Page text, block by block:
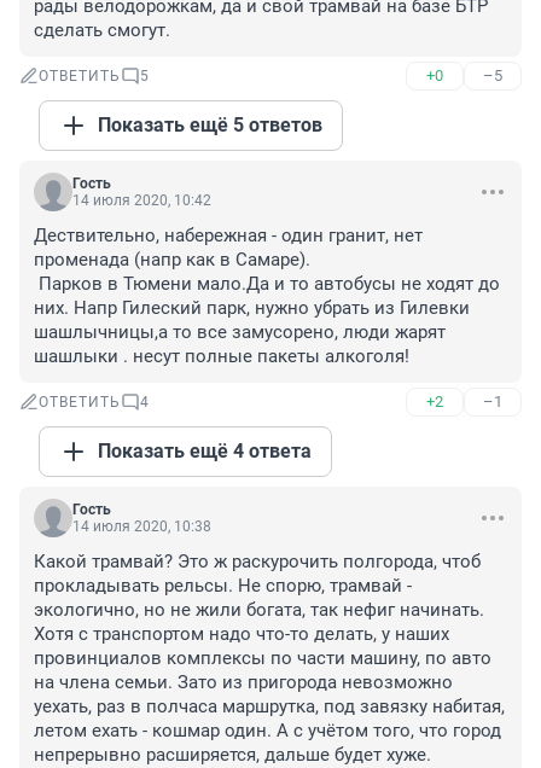
рады велодорожкам, да и свой трамвай на базе БТР
сделать смогут.
ОТВЕТИТЬ 5 +0 –5
Показать ещё 5 ответов
Гость
14 июля 2020, 10:42
Дествительно, набережная - один гранит, нет
променада (напр как в Самаре).
Парков в Тюмени мало.Да и то автобусы не ходят до
них. Напр Гилеский парк, нужно убрать из Гилевки
шашлычницы,а то все замусорено, люди жарят
шашлыки . несут полные пакеты алкоголя!
ОТВЕТИТЬ 4 +2 –1
Показать ещё 4 ответа
Гость
14 июля 2020, 10:38
Какой трамвай? Это ж раскурочить полгорода, чтоб
прокладывать рельсы. Не спорю, трамвай -
экологично, но не жили богата, так нефиг начинать.
Хотя с транспортом надо что-то делать, у наших
провинциалов комплексы по части машину, по авто
на члена семьи. Зато из пригорода невозможно
уехать, раз в полчаса маршрутка, под завязку набитая,
летом ехать - кошмар один. А с учётом того, что город
непрерывно расширяется, дальше будет хуже.